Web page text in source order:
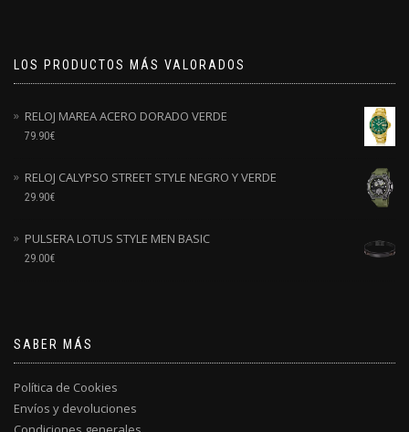
LOS PRODUCTOS MÁS VALORADOS
RELOJ MAREA ACERO DORADO VERDE
79.90€
RELOJ CALYPSO STREET STYLE NEGRO Y VERDE
29.90€
PULSERA LOTUS STYLE MEN BASIC
29.00€
SABER MÁS
Política de Cookies
Envíos y devoluciones